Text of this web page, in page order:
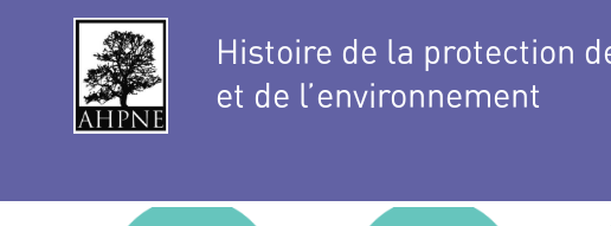
Histoire de la protection
et de l’environnement